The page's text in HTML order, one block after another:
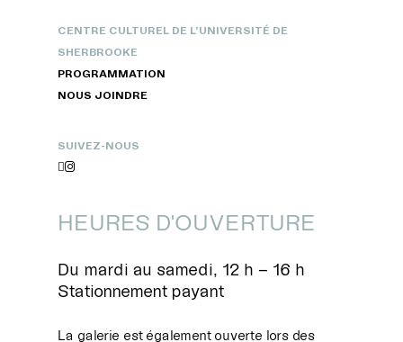
CENTRE CULTUREL DE L’UNIVERSITÉ DE
SHERBROOKE
PROGRAMMATION
NOUS JOINDRE
SUIVEZ-NOUS

HEURES D'OUVERTURE
Du mardi au samedi, 12 h – 16 h
Stationnement payant
La galerie est également ouverte lors des